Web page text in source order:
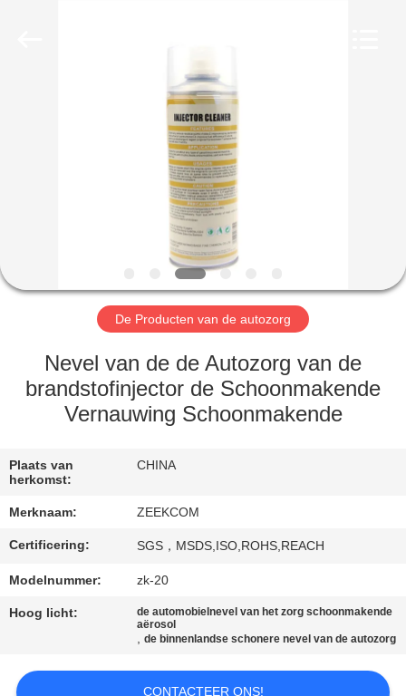
FABRIEKSREIS
KWALITEITSCONTROLE
CONTACTEER
EEN
CITAAT
De Producten van de autozorg
Nevel van de de Autozorg van de
brandstofinjector de Schoonmakende
Vernauwing Schoonmakende
Plaats van
herkomst:
CHINA
Merknaam: ZEEKCOM
Certificering: SGS，MSDS,ISO,ROHS,REACH
Modelnummer: zk-20
Hoog licht:
de automobielnevel van het zorg schoonmakende
aërosol
,de binnenlandse schonere nevel van de autozorg
CONTACTEER ONS!